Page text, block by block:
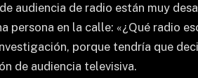
audiencia de radio están muy
persona en la calle: «¿Qué radio
porque tendría que
de audiencia televisiva.